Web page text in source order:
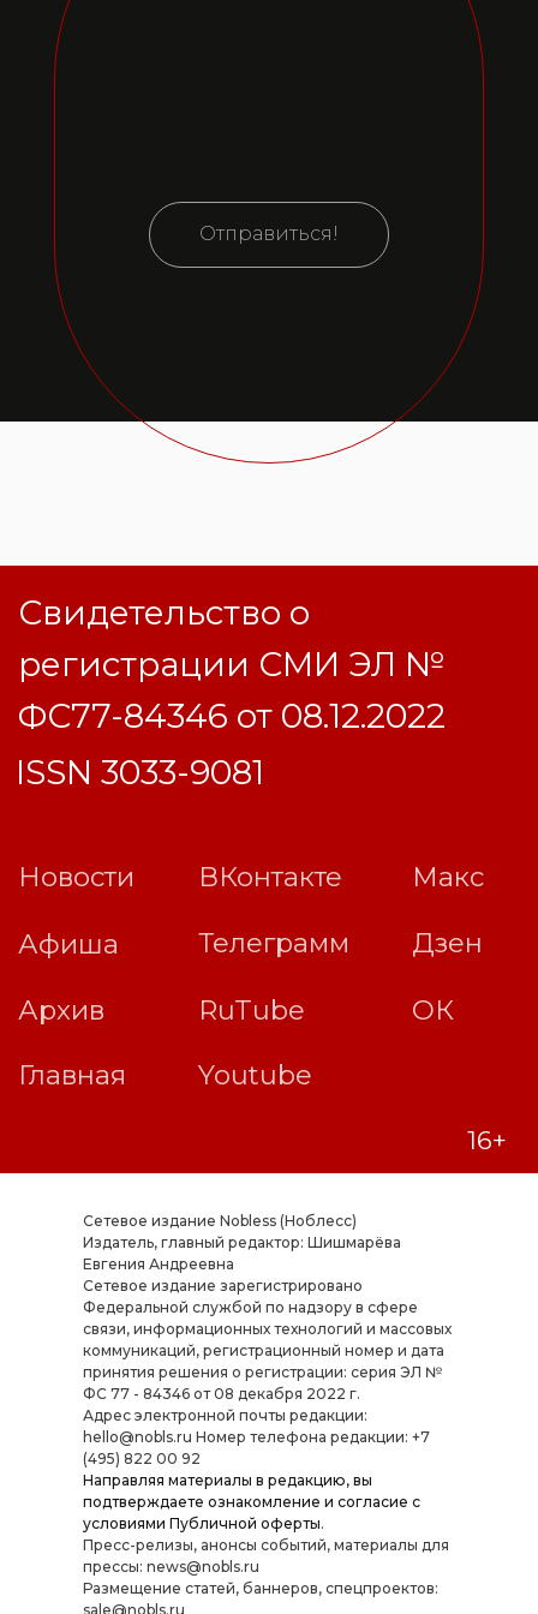
Отправиться!
Сетевое издание Nobless (Ноблесс)
Издатель, главный редактор: Шишмарёва
Евгения Андреевна
Cетевое издание зарегистрировано
Федеральной службой по надзору в сфере
связи, информационных технологий и массовых
коммуникаций, регистрационный номер и дата
принятия решения о регистрации: серия ЭЛ №
ФС 77 - 84346 от 08 декабря 2022 г.
Адрес электронной почты редакции:
hello@nobls.ru Номер телефона редакции: +7
(495) 822 00 92
Направляя материалы в редакцию, вы
подтверждаете ознакомление и согласие с
условиями Публичной оферты.
Пресс-релизы, анонсы событий, материалы для
прессы: news@nobls.ru
Размещение статей, баннеров, спецпроектов:
sale@nobls.ru